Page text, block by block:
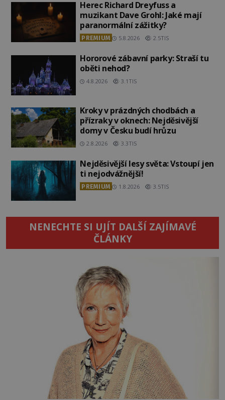
Herec Richard Dreyfuss a
muzikant Dave Grohl: Jaké mají
paranormální zážitky?
PREMIUM 5.8.2026 2.5TIS
Hororové zábavní parky: Straší tu
oběti nehod?
4.8.2026 3.1TIS
Kroky v prázdných chodbách a
přízraky v oknech: Nejděsivější
domy v Česku budí hrůzu
2.8.2026 3.3TIS
Nejděsivější lesy světa: Vstoupí jen
ti nejodvážnější!
PREMIUM 1.8.2026 3.5TIS
NENECHTE SI UJÍT DALŠÍ ZAJÍMAVÉ
ČLÁNKY